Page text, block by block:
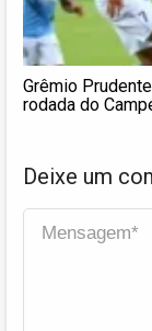
Grêmio
rodada do
Deixe um